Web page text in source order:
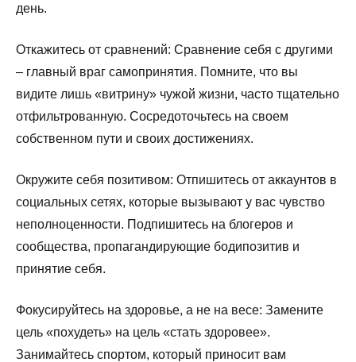
день.
Откажитесь от сравнений: Сравнение себя с другими
– главный враг самопринятия. Помните, что вы
видите лишь «витрину» чужой жизни, часто тщательно
отфильтрованную. Сосредоточьтесь на своем
собственном пути и своих достижениях.
Окружите себя позитивом: Отпишитесь от аккаунтов в
социальных сетях, которые вызывают у вас чувство
неполноценности. Подпишитесь на блогеров и
сообщества, пропагандирующие бодипозитив и
принятие себя.
Фокусируйтесь на здоровье, а не на весе: Замените
цель «похудеть» на цель «стать здоровее».
Занимайтесь спортом, который приносит вам